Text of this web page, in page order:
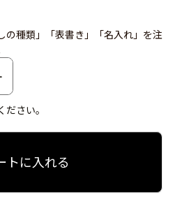
の種類」「表書き」「名入れ」を注
さい。
トに入れる